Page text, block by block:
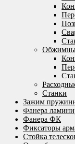
Станки
Зажим
Фанера
Фанера ФК
Фиксаторы
Стойка